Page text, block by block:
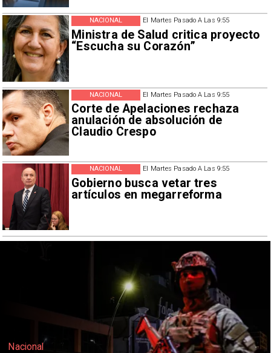
El Martes Pasado A Las 9:55
Ministra de Salud critica proyecto
“Escucha su Corazón”
NACIONAL
El Martes Pasado A Las 9:55
Corte de Apelaciones rechaza
anulación de absolución de
Claudio Crespo
NACIONAL
El Martes Pasado A Las 9:55
Gobierno busca vetar tres
artículos en megarreforma
NACIONAL
Nacional